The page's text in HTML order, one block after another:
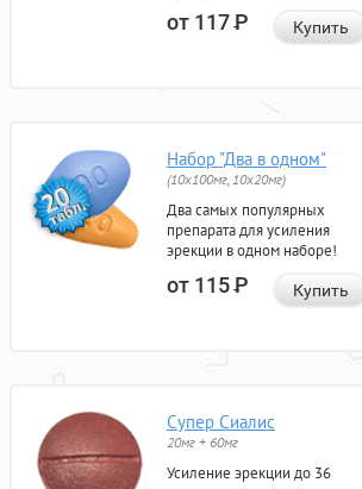
от 117Р Купить
Набор "Два в одном"
(10x100мг, 10x20мг)
Два самых популярных
препарата для усиления
эрекции в одном наборе!
от 115Р Купить
Супер Сиалис
20мг + 60мг
Усиление эрекции до 36